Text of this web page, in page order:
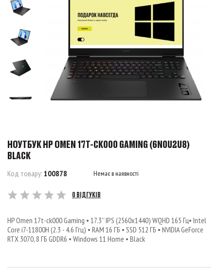
НОУТБУК HP OMEN 17T-CK000 GAMING (6N0U2U8)
BLACK
Код товару: 100878 Немає в наявності
0 ВІДГУКІВ
HP Omen 17t-ck000 Gaming • 17.3’’ IPS (2560x1440) WQHD 165 Гц• Intel
Core i7-11800H (2.3 - 4.6 Ггц) • RAM 16 ГБ • SSD 512 ГБ • NVIDIA GeForce
RTX 3070, 8 ГБ GDDR6 • Windows 11 Home • Black